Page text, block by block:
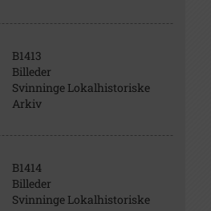
B1413
Billeder
Svinninge Lokalhistoriske
Arkiv
B1414
Billeder
Svinninge Lokalhistoriske